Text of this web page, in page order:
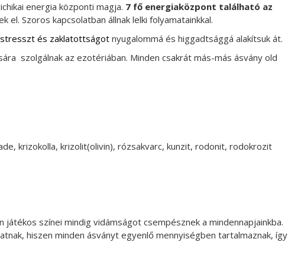
energia központi magja. 7 fő energiaközpont található az
el. Szoros kapcsolatban állnak lelki folyamatainkkal.
stresszt és zaklatottságot nyugalommá és higgadtsággá alakítsuk át.
szolgálnak az ezotériában. Minden csakrát más-más ásvány old
krizokolla, krizolit(olivin), rózsakvarc, kunzit, rodonit, rodokrozit
színei mindig vidámságot csempésznek a mindennapjainkba.
hiszen minden ásványt egyenlő mennyiségben tartalmaznak, így